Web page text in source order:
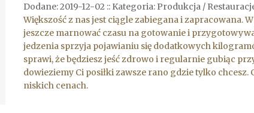
Dodane: 2019-12-02 :: Kategoria: Produkcja /
Większość z nas jest ciągle zabiegana i zapracowana.
jeszcze marnować czasu na gotowanie i
jedzenia sprzyja pojawianiu się dodatkowych
sprawi, że będziesz jeść zdrowo i regularnie gubiąc
dowieziemy Ci posiłki zawsze rano gdzie tylko
niskich cenach.